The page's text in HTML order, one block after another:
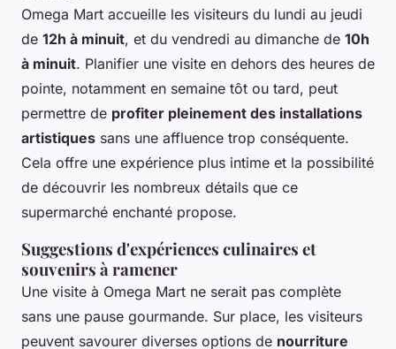
Omega Mart accueille les visiteurs du lundi au jeudi
de 12h à minuit, et du vendredi au dimanche de 10h
à minuit. Planifier une visite en dehors des heures de
pointe, notamment en semaine tôt ou tard, peut
permettre de profiter pleinement des installations
artistiques sans une affluence trop conséquente.
Cela offre une expérience plus intime et la possibilité
de découvrir les nombreux détails que ce
supermarché enchanté propose.
Suggestions d'expériences culinaires et
souvenirs à ramener
Une visite à Omega Mart ne serait pas complète
sans une pause gourmande. Sur place, les visiteurs
peuvent savourer diverses options de nourriture